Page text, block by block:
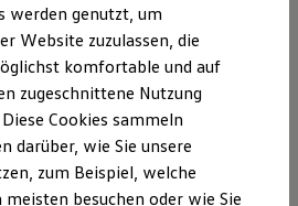
& Garantien
für Nutzfahrzeuge
Bühne, drei verschiedenen
Riesenrad – insgesamt also drei
des Bulli.
2023 erfahren
werden genutzt, um
Website zuzulassen, die
komfortable und auf
zugeschnittene Nutzung
Cookies sammeln
darüber, wie Sie unsere
zum Beispiel, welche
meisten besuchen oder wie Sie